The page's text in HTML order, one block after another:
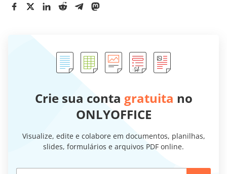
Crie sua conta gratuita no
ONLYOFFICE
Visualize, edite e colabore em documentos, planilhas,
slides, formulários e arquivos PDF online.